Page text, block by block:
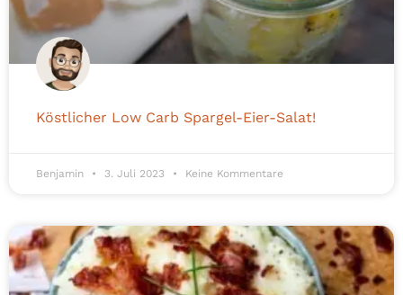
Köstlicher Low Carb Spargel-Eier-Salat!
Benjamin 3. Juli 2023 Keine Kommentare